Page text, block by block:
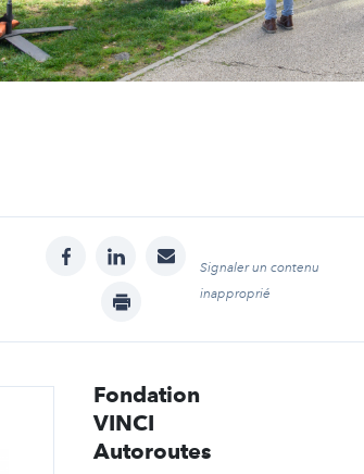
facebooklinkedinmail
print
Signaler un contenu
inapproprié
Fondation
VINCI
Autoroutes